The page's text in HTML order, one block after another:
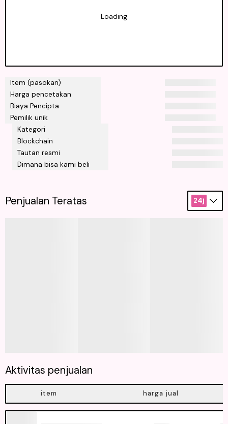
Item (pasokan)
Harga pencetakan
Biaya Pencipta
Pemilik unik
Kategori
Blockchain
Tautan resmi
Dimana bisa kami beli
Loading
Penjualan Teratas 24j
Aktivitas penjualan
item harga jual